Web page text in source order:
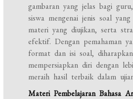
gambaran yang jelas bagi
siswa mengenai jenis soal
materi yang diujikan, serta
efektif. Dengan pemahaman
format dan isi soal,
mempersiapkan diri dengan
meraih hasil terbaik dalam
Materi Pembelajaran Bahasa